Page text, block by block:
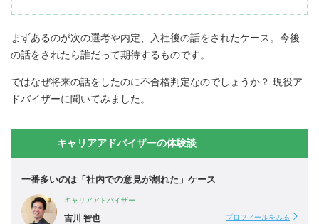
まずあるのが次の選考や内定、入社後の話をされたケース。今後
の話をされたら誰だって期待するものです。
ではなぜ将来の話をしたのに不合格判定なのでしょうか？ 現役ア
ドバイザーに聞いてみました。
キャリアアドバイザーの体験談
一番多いのは「社内での意見が割れた」ケース
キャリアアドバイザー
吉川 智也 プロフィールをみる